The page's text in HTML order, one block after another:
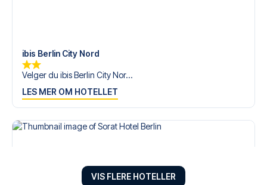
ibis Berlin City Nord
Velger du ibis Berlin City Nor...
LES MER OM HOTELLET
VIS FLERE HOTELLER